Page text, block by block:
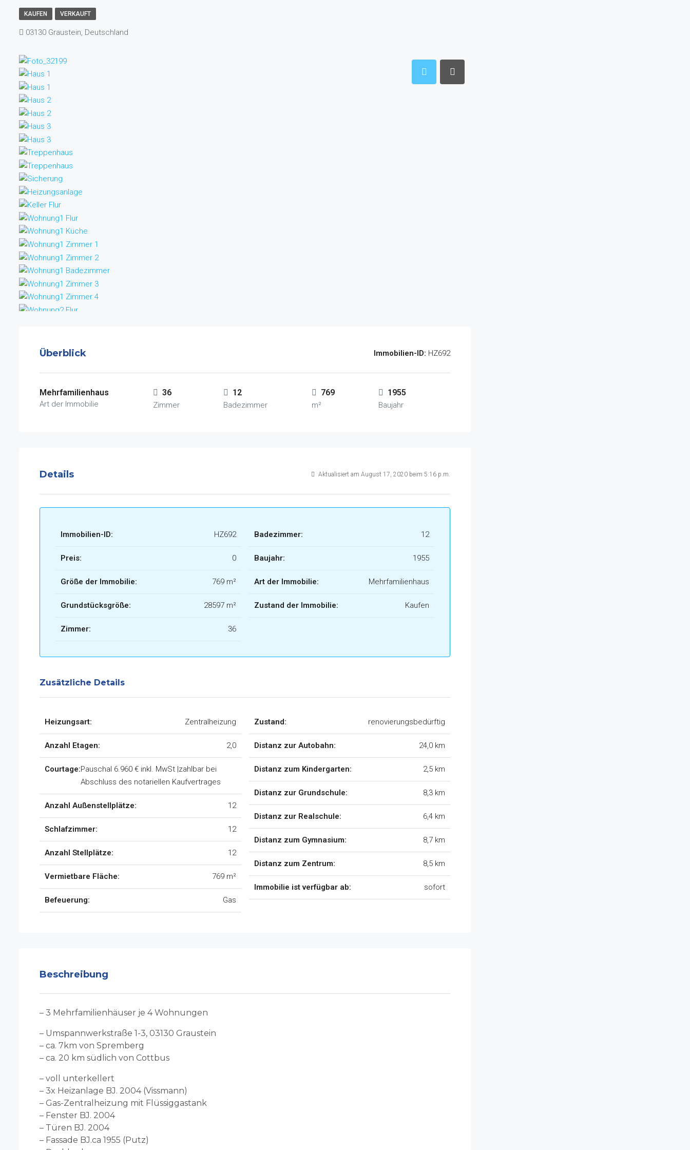
KAUFEN VERKAUFT
03130 Graustein, Deutschland
Überblick Immobilien-ID: HZ692
Mehrfamilienhaus
Art der Immobilie
36
Zimmer
12
Badezimmer
769
m²
1955
Baujahr
Details Aktualisiert am August 17, 2020 beim 5:16 p.m.
Immobilien-ID: HZ692
Preis: 0
Größe der Immobilie: 769 m²
Grundstücksgröße: 28597 m²
Zimmer: 36
Badezimmer: 12
Baujahr: 1955
Art der Immobilie: Mehrfamilienhaus
Zustand der Immobilie: Kaufen
Zusätzliche Details
Heizungsart: Zentralheizung
Anzahl Etagen: 2,0
Courtage:Pauschal 6.960 € inkl. MwSt |zahlbar bei
Abschluss des notariellen Kaufvertrages
Anzahl Außenstellplätze: 12
Schlafzimmer: 12
Anzahl Stellplätze: 12
Vermietbare Fläche: 769 m²
Befeuerung: Gas
Zustand: renovierungsbedürftig
Distanz zur Autobahn: 24,0 km
Distanz zum Kindergarten: 2,5 km
Distanz zur Grundschule: 8,3 km
Distanz zur Realschule: 6,4 km
Distanz zum Gymnasium: 8,7 km
Distanz zum Zentrum: 8,5 km
Immobilie ist verfügbar ab: sofort
Beschreibung
– 3 Mehrfamilienhäuser je 4 Wohnungen
– Umspannwerkstraße 1-3, 03130 Graustein
– ca. 7km von Spremberg
– ca. 20 km südlich von Cottbus
– voll unterkellert
– 3x Heizanlage BJ. 2004 (Vissmann)
– Gas-Zentralheizung mit Flüssiggastank
– Fenster BJ. 2004
– Türen BJ. 2004
– Fassade BJ.ca 1955 (Putz)